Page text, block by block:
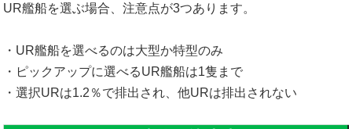
UR艦船を選ぶ場合、注意点が3つあります。
・UR艦船を選べるのは大型か特型のみ
・ピックアップに選べるUR艦船は1隻まで
・選択URは1.2％で排出され、他URは排出されない